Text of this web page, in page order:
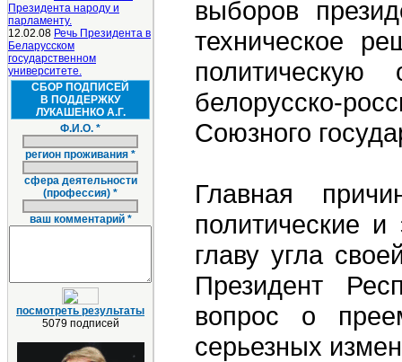
Президента народу и
парламенту.
12.02.08 Речь Президента в
Беларусском
государственном
университете.
СБОР ПОДПИСЕЙ
В ПОДДЕРЖКУ
ЛУКАШЕНКО А.Г.
Ф.И.О. *
регион проживания *
сфера деятельности
(профессия) *
ваш комментарий *
посмотреть результаты
5079 подписей
выборов
техническое
белорусско-
Союзного
Главная
политические и
главу угла
Президент
вопрос о
серьезных